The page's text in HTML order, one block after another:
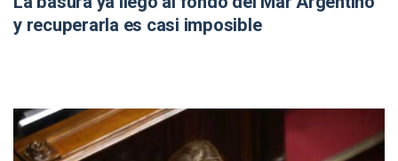
y recuperarla es casi imposible